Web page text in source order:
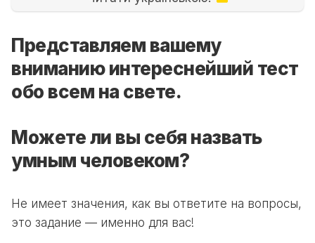
Представляем вашему
вниманию интереснейший тест
обо всем на свете.
Можете ли вы себя назвать
умным человеком?
Не имеет значения, как вы ответите на вопросы,
это задание — именно для вас!